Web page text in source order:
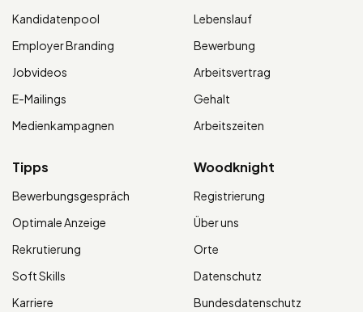
Kandidatenpool
Employer Branding
Jobvideos
E-Mailings
Medienkampagnen
Lebenslauf
Bewerbung
Arbeitsvertrag
Gehalt
Arbeitszeiten
Tipps
Bewerbungsgespräch
Optimale Anzeige
Rekrutierung
Soft Skills
Karriere
Woodknight
Registrierung
Über uns
Orte
Datenschutz
Bundesdatenschutz